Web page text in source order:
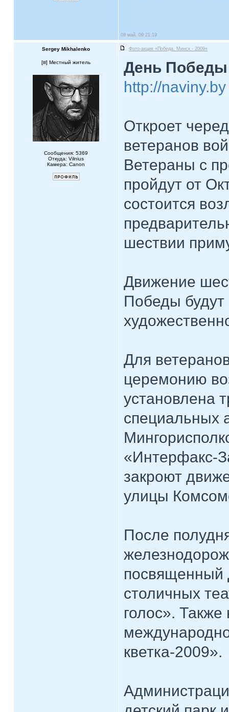
08 май, 09 21:19
Sergey Mikhalenko Фото-акция «Победа. Минск - 2009»
[ ] Местный житель
Сообщения: 5369
Откуда: Vilnius
Камера: Canon
День Победы
http://naviny.by
Откроет
ветеранов
Ветераны с
пройдут от
состоится
шествии
Движение
Победы будут
Для
церемонию
установлена
специальных
«Интерфакс-
закроют
улицы
После
посвященный
столичных
голос».
кветка-2009».